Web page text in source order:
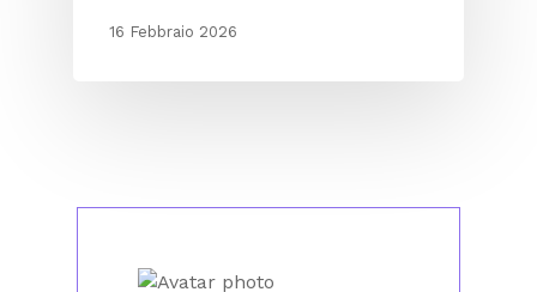
16 Febbraio 2026